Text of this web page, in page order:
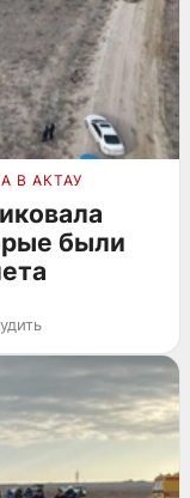
В АКТАУ
были